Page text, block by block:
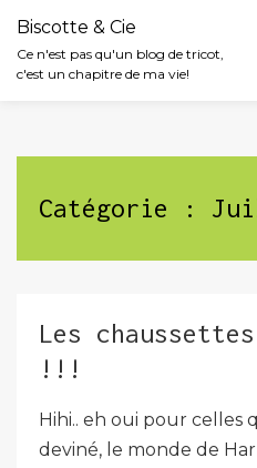
Biscotte & Cie
Ce n'est pas qu'un blog de tricot,
c'est un chapitre de ma vie!
Catégorie :
Les
!!!
Hihi.. eh oui pour celles
deviné, le monde de